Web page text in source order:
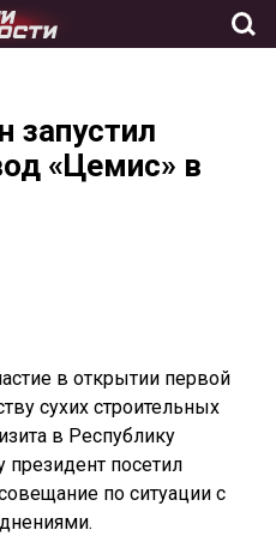
запустил
«Цемис» в
в открытии первой
сухих строительных
в Республику
посетил
по ситуации с